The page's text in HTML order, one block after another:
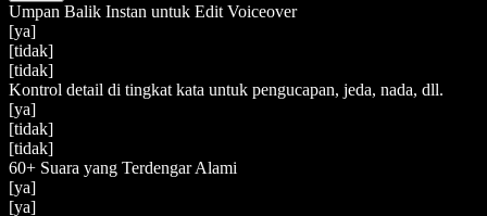
Umpan Balik Instan untuk Edit Voiceover
[ya]
[tidak]
[tidak]
Kontrol detail di tingkat kata untuk pengucapan, jeda, nada, dll.
[ya]
[tidak]
[tidak]
60+ Suara yang Terdengar Alami
[ya]
[ya]